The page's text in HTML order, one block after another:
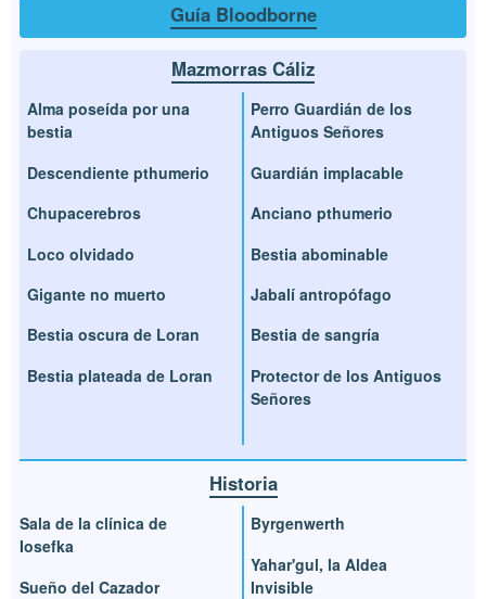
Guía Bloodborne
Mazmorras Cáliz
Alma poseída por una
bestia
Descendiente pthumerio
Chupacerebros
Loco olvidado
Gigante no muerto
Bestia oscura de Loran
Bestia plateada de Loran
Perro Guardián de los
Antiguos Señores
Guardián implacable
Anciano pthumerio
Bestia abominable
Jabalí antropófago
Bestia de sangría
Protector de los Antiguos
Señores
Historia
Sala de la clínica de
Iosefka
Sueño del Cazador
Byrgenwerth
Yahar'gul, la Aldea
Invisible